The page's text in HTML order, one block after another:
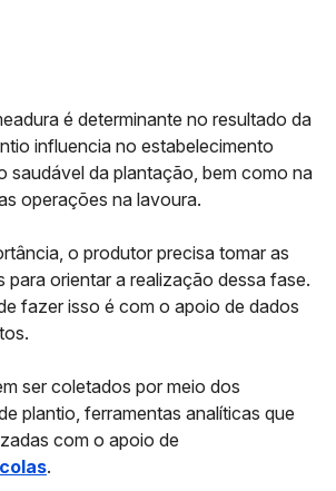
é determinante no resultado da
influencia no estabelecimento
saudável da plantação, bem como na
operações na lavoura.
o produtor precisa tomar as
para orientar a realização dessa fase.
fazer isso é com o apoio de dados
ser coletados por meio dos
plantio, ferramentas analíticas que
com o apoio de
.